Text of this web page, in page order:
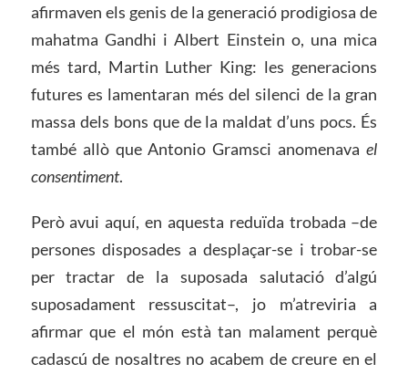
afirmaven els genis de la generació prodigiosa de
mahatma Gandhi i Albert Einstein o, una mica
més tard, Martin Luther King: les generacions
futures es lamentaran més del silenci de la gran
massa dels bons que de la maldat d’uns pocs. És
també allò que Antonio Gramsci anomenavael
consentiment.
Però avui aquí, en aquesta reduïda trobada –de
persones disposades a desplaçar-se i trobar-se
per tractar de la suposada salutació d’algú
suposadament ressuscitat–, jo m’atreviria a
afirmar que el món està tan malament perquè
cadascú de nosaltres no acabem de creure en el